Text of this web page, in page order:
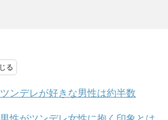
ツンデレが好きな男性は約半数